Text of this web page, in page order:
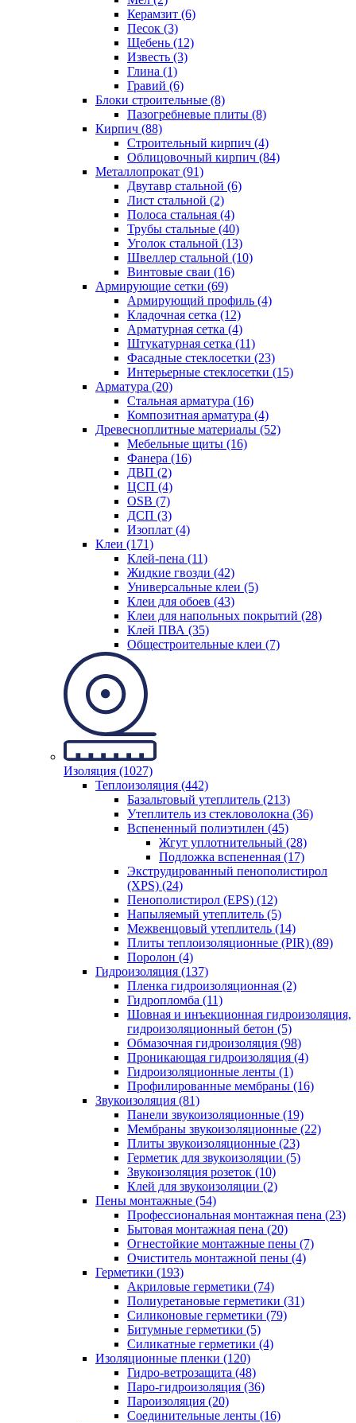
Керамзит (6)
Песок (3)
Щебень (12)
Известь (3)
Глина (1)
Гравий (6)
Блоки строительные (8)
Пазогребневые плиты (8)
Кирпич (88)
Строительный кирпич (4)
Облицовочный кирпич (84)
Металлопрокат (91)
Двутавр стальной (6)
Лист стальной (2)
Полоса стальная (4)
Трубы стальные (40)
Уголок стальной (13)
Швеллер стальной (10)
Винтовые сваи (16)
Армирующие сетки (69)
Армирующий профиль (4)
Кладочная сетка (12)
Арматурная сетка (4)
Штукатурная сетка (11)
Фасадные стеклосетки (23)
Интерьерные стеклосетки (15)
Арматура (20)
Стальная арматура (16)
Композитная арматура (4)
Древесноплитные материалы (52)
Мебельные щиты (16)
Фанера (16)
ДВП (2)
ЦСП (4)
OSB (7)
ДСП (3)
Изоплат (4)
Клеи (171)
Клей-пена (11)
Жидкие гвозди (42)
Универсальные клеи (5)
Клеи для обоев (43)
Клеи для напольных покрытий (28)
Клей ПВА (35)
Общестроительные клеи (7)
Изоляция (1027)
Теплоизоляция (442)
Базальтовый утеплитель (213)
Утеплитель из стекловолокна (36)
Вспененный полиэтилен (45)
Жгут уплотнительный (28)
Подложка вспененная (17)
Экструдированный пенополистирол
(XPS) (24)
Пенополистирол (EPS) (12)
Напыляемый утеплитель (5)
Межвенцовый утеплитель (14)
Плиты теплоизоляционные (PIR) (89)
Поролон (4)
Гидроизоляция (137)
Пленка гидроизоляционная (2)
Гидропломба (11)
Шовная и инъекционная гидроизоляция,
гидроизоляционный бетон (5)
Обмазочная гидроизоляция (98)
Проникающая гидроизоляция (4)
Гидроизоляционные ленты (1)
Профилированные мембраны (16)
Звукоизоляция (81)
Панели звукоизоляционные (19)
Мембраны звукоизоляционные (22)
Плиты звукоизоляционные (23)
Герметик для звукоизоляции (5)
Звукоизоляция розеток (10)
Клей для звукоизоляции (2)
Пены монтажные (54)
Профессиональная монтажная пена (23)
Бытовая монтажная пена (20)
Огнестойкие монтажные пены (7)
Очиститель монтажной пены (4)
Герметики (193)
Акриловые герметики (74)
Полиуретановые герметики (31)
Силиконовые герметики (79)
Битумные герметики (5)
Силикатные герметики (4)
Изоляционные пленки (120)
Гидро-ветрозащита (48)
Паро-гидроизоляция (36)
Пароизоляция (20)
Соединительные ленты (16)